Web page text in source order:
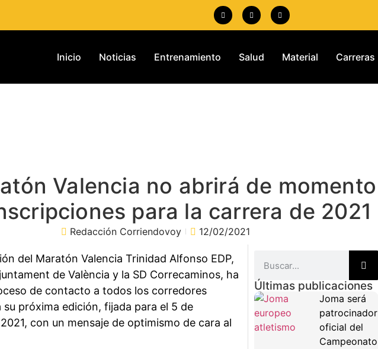
Inicio Noticias Entrenamiento Salud Material Carreras
Valencia no abrirá de momento
para la carrera de 2021
Redacción Corriendovoy 12/02/2021
del Maratón Valencia Trinidad Alfonso EDP,
de València y la SD Correcaminos, ha
de contacto a todos los corredores
próxima edición, fijada para el 5 de
con un mensaje de optimismo de cara al
Últimas publicaciones
Joma será
patrocinador
oficial del
Campeonato